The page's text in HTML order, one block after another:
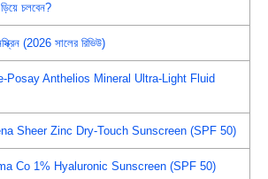
চলবেন?
(2026 সালের রিভিউ)
Posay Anthelios Mineral Ultra-Light Fluid
Sheer Zinc Dry-Touch Sunscreen (SPF 50)
Co 1% Hyaluronic Sunscreen (SPF 50)